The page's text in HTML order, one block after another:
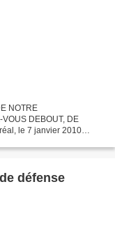
NOTRE
DEBOUT, DE
le 7 janvier 2010
défense